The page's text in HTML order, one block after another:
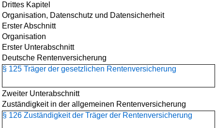
Drittes Kapitel
Organisation, Datenschutz und Datensicherheit
Erster Abschnitt
Organisation
Erster Unterabschnitt
Deutsche Rentenversicherung
§ 125 Träger der gesetzlichen Rentenversicherung
Zweiter Unterabschnitt
Zuständigkeit in der allgemeinen Rentenversicherung
§ 126 Zuständigkeit der Träger der Rentenversicherung